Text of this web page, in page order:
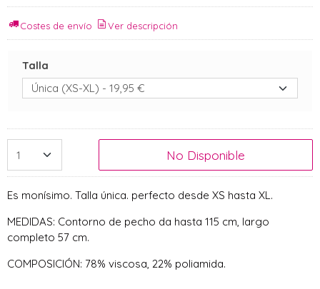
Costes de envío Ver descripción
Talla
No Disponible
Es monísimo. Talla única. perfecto desde XS hasta XL.
MEDIDAS: Contorno de pecho da hasta 115 cm, largo
completo 57 cm.
COMPOSICIÓN: 78% viscosa, 22% poliamida.